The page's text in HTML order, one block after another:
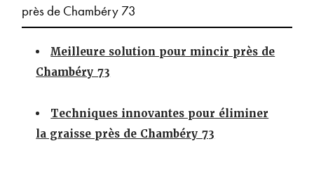
près de Chambéry 73
Meilleure solution pour mincir près de
Chambéry 73
Techniques innovantes pour éliminer
la graisse près de Chambéry 73